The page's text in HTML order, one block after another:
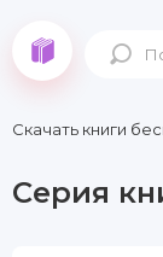
Скачать книги
Серия